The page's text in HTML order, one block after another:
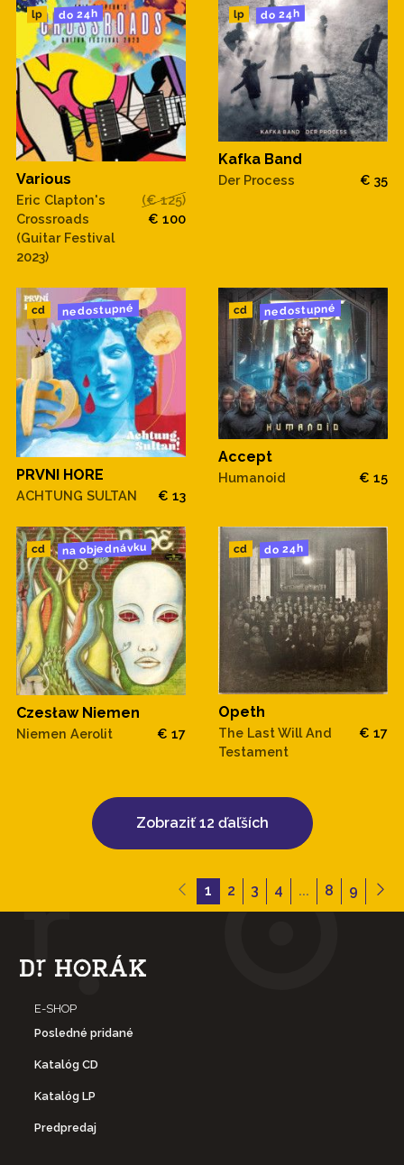
lp do 24h
Various
Eric Clapton's
Crossroads
(Guitar Festival
2023)
(€ 125)
€ 100
lp do 24h
Kafka Band
Der Process € 35
cd nedostupné
PRVNI HORE
ACHTUNG SULTAN € 13
cd nedostupné
Accept
Humanoid € 15
cd na objednávku
Czesław Niemen
Niemen Aerolit € 17
cd do 24h
Opeth
The Last Will And
Testament
€ 17
Zobraziť 12 ďaľších
1 2 3 4 ... 8 9
E-SHOP
Posledné pridané
Katalóg CD
Katalóg LP
Predpredaj